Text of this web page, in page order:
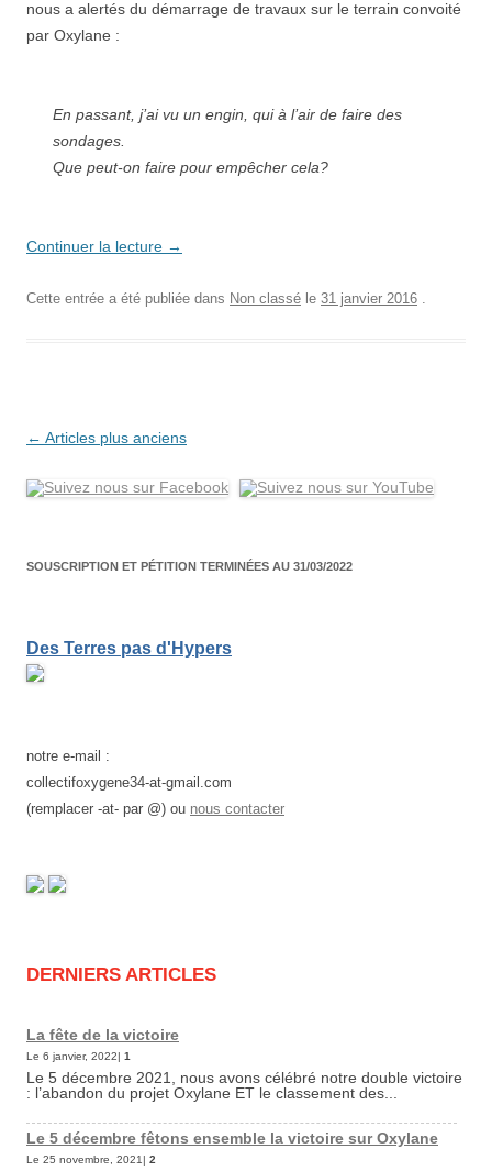
nous a alertés du démarrage de travaux sur le terrain convoité
par Oxylane :
En passant, j’ai vu un engin, qui à l’air de faire des
sondages.
Que peut-on faire pour empêcher cela?
Continuer la lecture →
Cette entrée a été publiée dans Non classé le 31 janvier 2016 .
Navigation
articles
← Articles plus anciens
SOUSCRIPTION ET PÉTITION TERMINÉES AU 31/03/2022
Des Terres pas d'Hypers
notre e-mail :
collectifoxygene34-at-gmail.com
(remplacer -at- par @) ou nous contacter
DERNIERS ARTICLES
La fête de la victoire
Le 6 janvier, 2022| 1
Le 5 décembre 2021, nous avons célébré notre double victoire
: l’abandon du projet Oxylane ET le classement des...
Le 5 décembre fêtons ensemble la victoire sur Oxylane
Le 25 novembre, 2021| 2